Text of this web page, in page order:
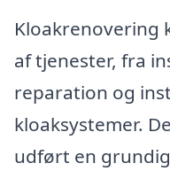
Kloakrenovering
af tjenester, fra
reparation og
kloaksystemer.
udført en